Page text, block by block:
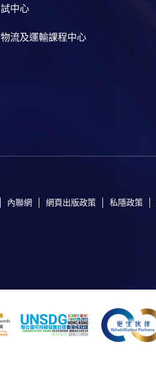
試中心
物流及運輸課程中心
內聯網 網頁出版政策 私隱政策